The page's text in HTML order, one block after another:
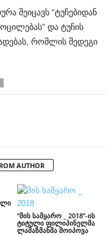
შეიცავს “ტუჩებიდან
და ტუჩის
რომლის შედეგი
AUTHOR
“მის სამყარო _ 2018”-ის
ტიტული ფილიპინელმა
ლამაზმანმა მოიპოვა